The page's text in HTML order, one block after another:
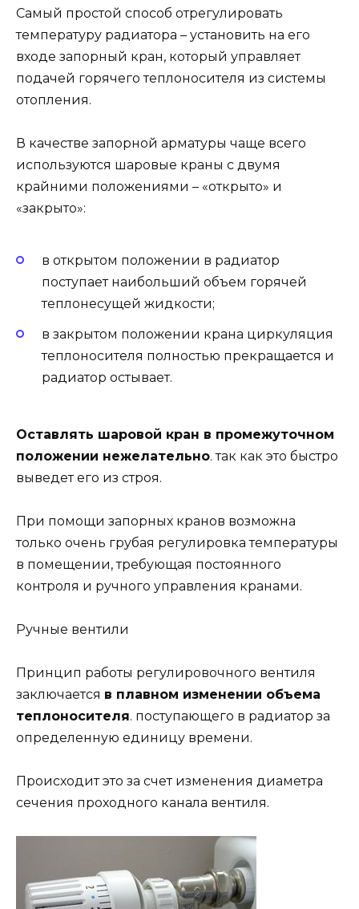
Самый простой способ отрегулировать
температуру радиатора – установить на его
входе запорный кран, который управляет
подачей горячего теплоносителя из системы
отопления.
В качестве запорной арматуры чаще всего
используются шаровые краны с двумя
крайними положениями – «открыто» и
«закрыто»:
в открытом положении в радиатор
поступает наибольший объем горячей
теплонесущей жидкости;
в закрытом положении крана циркуляция
теплоносителя полностью прекращается и
радиатор остывает.
Оставлять шаровой кран в промежуточном
положении нежелательно. так как это быстро
выведет его из строя.
При помощи запорных кранов возможна
только очень грубая регулировка температуры
в помещении, требующая постоянного
контроля и ручного управления кранами.
Ручные вентили
Принцип работы регулировочного вентиля
заключается в плавном изменении объема
теплоносителя. поступающего в радиатор за
определенную единицу времени.
Происходит это за счет изменения диаметра
сечения проходного канала вентиля.